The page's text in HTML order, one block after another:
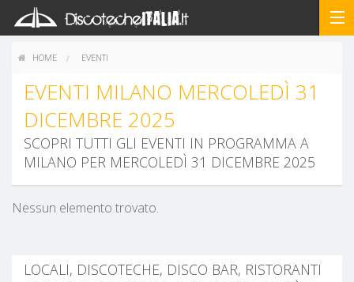
HOME EVENTI
EVENTI MILANO MERCOLEDÌ 31
DICEMBRE 2025
SCOPRI TUTTI GLI EVENTI IN PROGRAMMA A
MILANO PER MERCOLEDÌ 31 DICEMBRE 2025
Nessun elemento trovato.
LOCALI, DISCOTECHE, DISCO BAR, RISTORANTI